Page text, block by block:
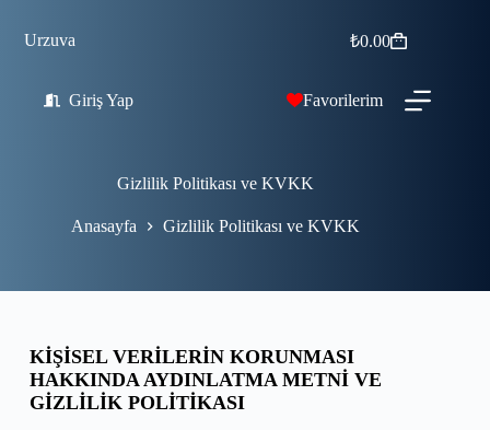
Urzuva ₺0.00
Giriş Yap Favorilerim
Gizlilik Politikası ve KVKK
Anasayfa Gizlilik Politikası ve KVKK
KİŞİSEL VERİLERİN KORUNMASI
HAKKINDA AYDINLATMA METNİ VE
GİZLİLİK POLİTİKASI